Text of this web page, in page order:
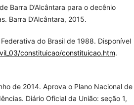
Barra D’Alcântara para o decênio
Barra D’Alcântara, 2015.
do Brasil de 1988. Disponível
constituicao/constituicao.htm.
de 2014. Aprova o Plano Nacional de
Diário Oficial da União: seção 1,